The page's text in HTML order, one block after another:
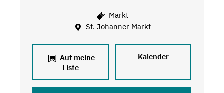
Markt
St. Johanner Markt
Auf meine
Liste
Kalender